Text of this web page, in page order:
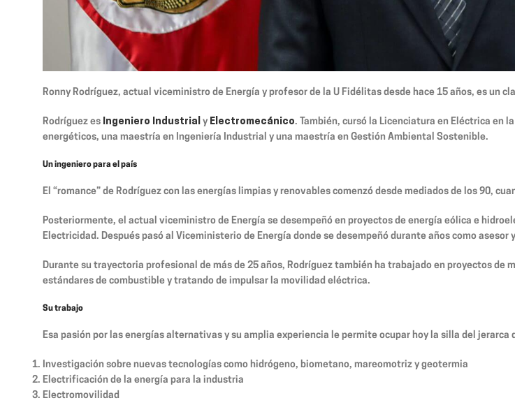
Ronny Rodríguez, actual viceministro de Energía y profesor de la U Fidélitas desde hace 15 años, es un
Rodríguez es Ingeniero Industrial y Electromecánico. También, cursó la Licenciatura en Eléctrica en
energéticos, una maestría en Ingeniería Industrial y una maestría en Gestión Ambiental Sostenible.
Un ingeniero para el país
El “romance” de Rodríguez con las energías limpias y renovables comenzó desde mediados de los 90,
Posteriormente, el actual viceministro de Energía se desempeñó en proyectos de energía eólica e
Electricidad. Después pasó al Viceministerio de Energía donde se desempeñó durante años como asesor
Durante su trayectoria profesional de más de 25 años, Rodríguez también ha trabajado en proyectos
estándares de combustible y tratando de impulsar la movilidad eléctrica.
Su trabajo
Esa pasión por las energías alternativas y su amplia experiencia le permite ocupar hoy la silla del
Investigación sobre nuevas tecnologías como hidrógeno, biometano, mareomotriz y geotermia
Electrificación de la energía para la industria
Electromovilidad